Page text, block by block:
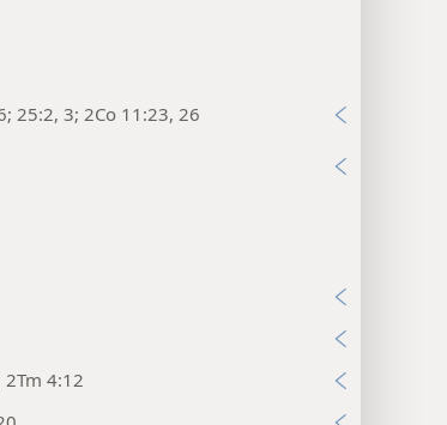
25:2, 3; 2Co 11:23, 26
2Tm 4:12